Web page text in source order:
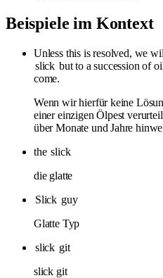
Beispiele im Kontext
Unless this is resolved, we
slick but to a succession of
come.
Wenn wir hierfür keine
einer einzigen Ölpest
über Monate und Jahre
the slick
die glatte
Slick guy
Glatte Typ
slick git
slick git